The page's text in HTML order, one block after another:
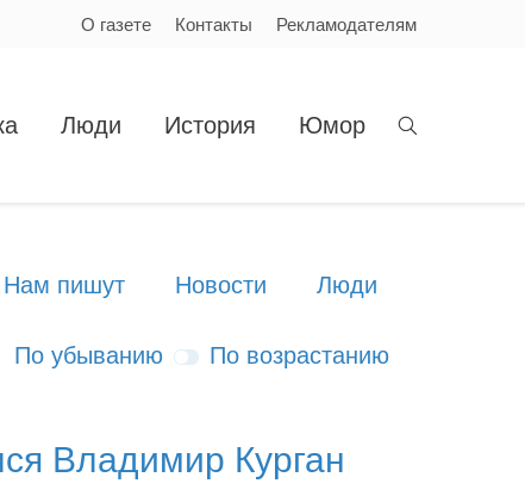
О газете Контакты Рекламодателям
Люди История Юмор
Нам пишут Новости Люди
По убыванию По возрастанию
Владимир Курган